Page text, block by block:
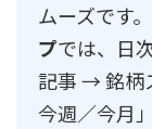
ムーズです。
プでは、日
記事 → 銘柄
今週／今月